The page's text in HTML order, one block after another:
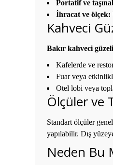
Portatif ve
İhracat ve ölçek:
Kahveci
Bakır kahveci güzeli
Kafelerde ve
Fuar veya
Otel lobi veya
Ölçüler ve
Standart ölçüler
yapılabilir. Dış
Neden Bu